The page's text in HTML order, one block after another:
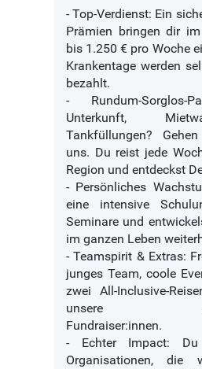
- Top-Verdienst: Ein
Prämien bringen dir
bis 1.250 € pro Woche
Krankentage werden
bezahlt.
- Rundum-Sorglos-
Unterkunft,
Tankfüllungen?
uns. Du reist jede
Region und entdeckst
- Persönliches
eine intensive
Seminare und
im ganzen Leben
- Teamspirit & Extras:
junges Team, coole
zwei All-Inclusive-
unsere
Fundraiser:innen.
- Echter Impact:
Organisationen, die